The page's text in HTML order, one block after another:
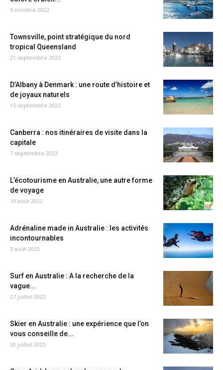
5 octobre 2022
Townsville, point stratégique du nord
tropical Queensland
21 septembre 2022
D’Albany à Denmark : une route d’histoire et
de joyaux naturels
15 septembre 2022
Canberra : nos itinéraires de visite dans la
capitale
7 septembre 2022
L’écotourisme en Australie, une autre forme
de voyage
10 août 2022
Adrénaline made in Australie : les activités
incontournables
3 août 2022
Surf en Australie : A la recherche de la
vague...
27 juillet 2022
Skier en Australie : une expérience que l’on
vous conseille de...
20 juillet 2022